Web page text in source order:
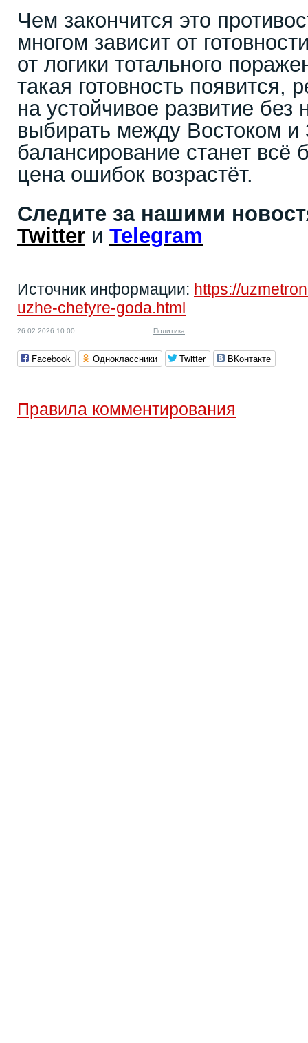
Чем закончится это
многом зависит от
от логики тотального
такая готовность появится,
на устойчивое развитие без
выбирать между Востоком
балансирование станет всё
цена ошибок возрастёт.
Следите за нашими
Twitter и Telegram
Источник информации: https://
uzhe-chetyre-goda.html
26.02.2026 10:00 Политика
Facebook Одноклассники Twitter ВКонтакте
Правила комментирования